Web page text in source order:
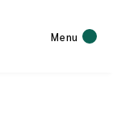
Menu